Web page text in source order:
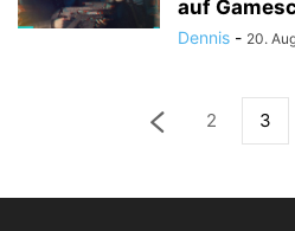
auf
Dennis - 20.
2 3